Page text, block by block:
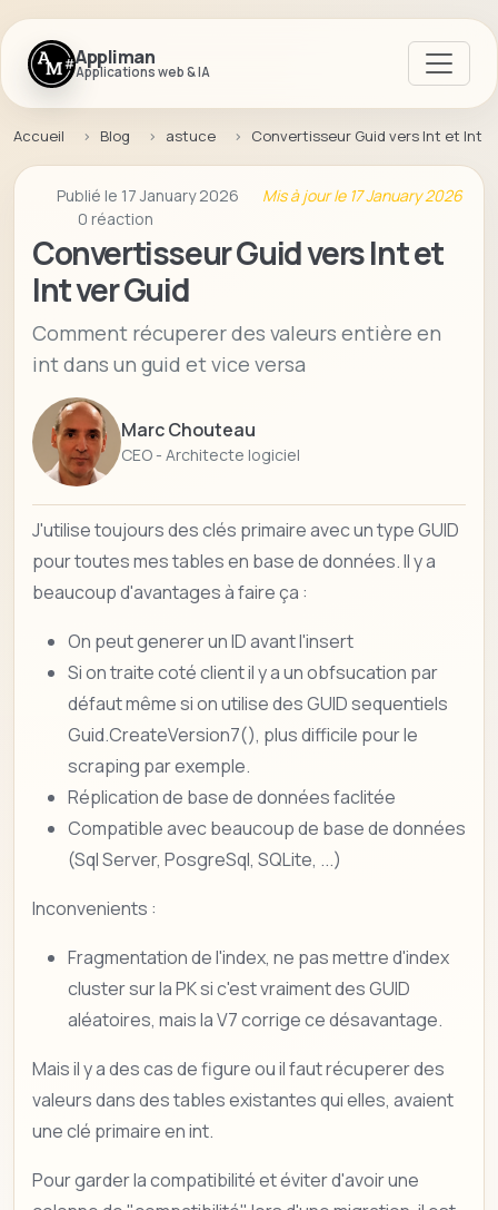
Appliman
Applications web & IA
Accueil Blog astuce Convertisseur Guid vers Int et Int
Publié le 17 January 2026
Mis à jour le 17 January 2026
0 réaction
Convertisseur Guid vers Int et
Int ver Guid
Comment récuperer des valeurs entière en
int dans un guid et vice versa
Marc Chouteau
CEO - Architecte logiciel
J'utilise toujours des clés primaire avec un type GUID
pour toutes mes tables en base de données. Il y a
beaucoup d'avantages à faire ça :
On peut generer un ID avant l'insert
Si on traite coté client il y a un obfsucation par
défaut même si on utilise des GUID sequentiels
Guid.CreateVersion7(), plus difficile pour le
scraping par exemple.
Réplication de base de données faclitée
Compatible avec beaucoup de base de données
(Sql Server, PosgreSql, SQLite, ...)
Inconvenients :
Fragmentation de l'index, ne pas mettre d'index
cluster sur la PK si c'est vraiment des GUID
aléatoires, mais la V7 corrige ce désavantage.
Mais il y a des cas de figure ou il faut récuperer des
valeurs dans des tables existantes qui elles, avaient
une clé primaire en int.
Pour garder la compatibilité et éviter d'avoir une